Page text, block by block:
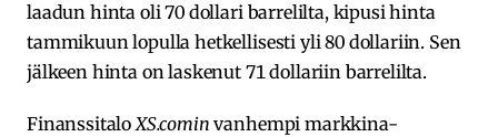
laadun hinta oli 70 dollari barrelilta, kipusi hinta
tammikuun lopulla hetkellisesti yli 80 dollariin. Sen
jälkeen hinta on laskenut 71 dollariin barrelilta.
FinanssitaloXS.comin vanhempi markkina-